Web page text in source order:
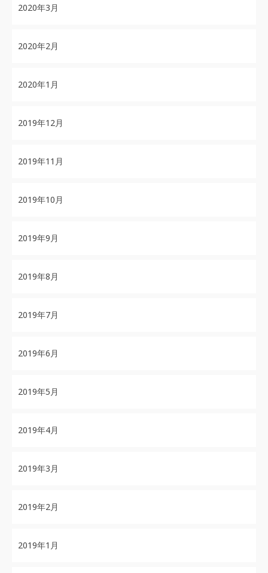
2020年3月
2020年2月
2020年1月
2019年12月
2019年11月
2019年10月
2019年9月
2019年8月
2019年7月
2019年6月
2019年5月
2019年4月
2019年3月
2019年2月
2019年1月